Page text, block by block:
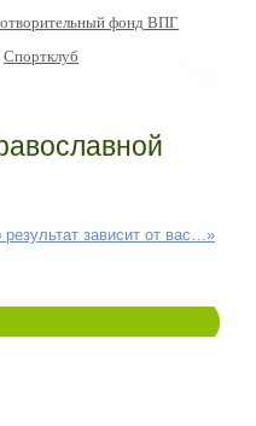
фонд ВПГ
Спортклуб
зависит от вас…»